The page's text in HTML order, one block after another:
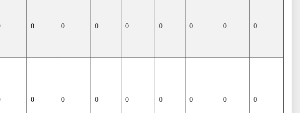
0 0 0 0 0 0 0 0
0 0 0 0 0 0 0 0